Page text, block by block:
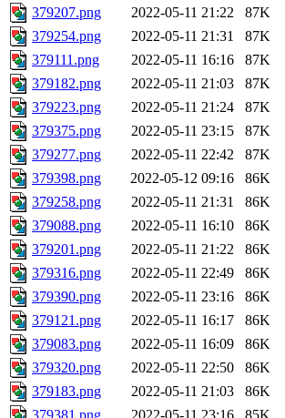
379207.png
2022-05-11 21:22
87K
379254.png
2022-05-11 21:31
87K
379111.png
2022-05-11 16:16
87K
379182.png
2022-05-11 21:03
87K
379223.png
2022-05-11 21:24
87K
379375.png
2022-05-11 23:15
87K
379277.png
2022-05-11 22:42
87K
379398.png
2022-05-12 09:16
86K
379258.png
2022-05-11 21:31
86K
379088.png
2022-05-11 16:10
86K
379201.png
2022-05-11 21:22
86K
379316.png
2022-05-11 22:49
86K
379390.png
2022-05-11 23:16
86K
379121.png
2022-05-11 16:17
86K
379083.png
2022-05-11 16:09
86K
379320.png
2022-05-11 22:50
86K
379183.png
2022-05-11 21:03
86K